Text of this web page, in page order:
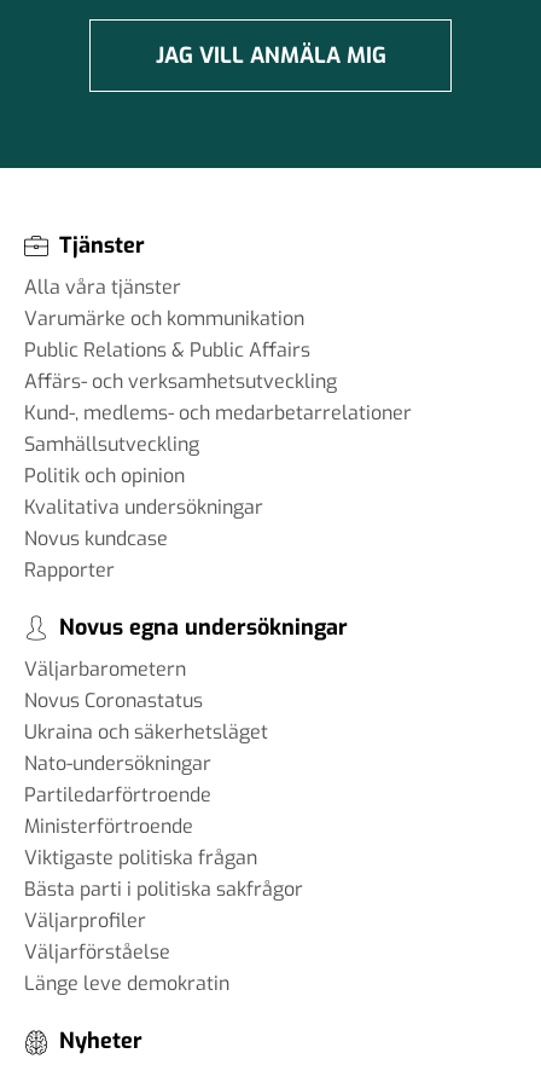
JAG VILL ANMÄLA MIG
Tjänster
Alla våra tjänster
Varumärke och kommunikation
Public Relations & Public Affairs
Affärs- och verksamhetsutveckling
Kund-, medlems- och medarbetarrelationer
Samhällsutveckling
Politik och opinion
Kvalitativa undersökningar
Novus kundcase
Rapporter
Novus egna undersökningar
Väljarbarometern
Novus Coronastatus
Ukraina och säkerhetsläget
Nato-undersökningar
Partiledarförtroende
Ministerförtroende
Viktigaste politiska frågan
Bästa parti i politiska sakfrågor
Väljarprofiler
Väljarförståelse
Länge leve demokratin
Nyheter